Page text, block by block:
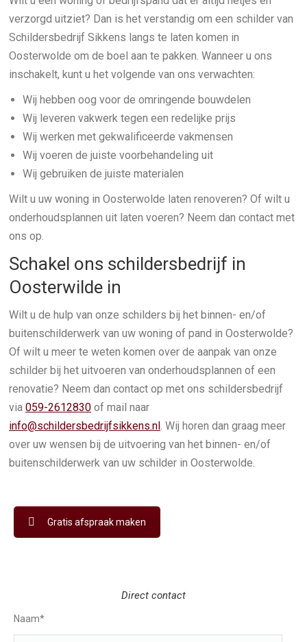
verzorgd uitziet? Dan is het verstandig om een schilder van
Schildersbedrijf Sikkens langs te laten komen in
Oosterwolde om de boel aan te pakken. Wanneer u ons
inschakelt, kunt u het volgende van ons verwachten:
Wij hebben oog voor de omringende bouwdelen
Wij leveren vakwerk tegen een redelijke prijs
Wij werken met gekwalificeerde vakmensen
Wij voeren de juiste voorbehandeling uit
Wij gebruiken de juiste materialen
Wilt u uw woning in Oosterwolde laten renoveren? Of wilt u
onderhoudsplannen uit laten voeren? Neem dan contact met
ons op.
Schakel ons schildersbedrijf in
Oosterwilde in
Wilt u de hulp van onze schilders bij het binnen- en/of
buitenschilderwerk van uw woning of pand in Oosterwolde?
Of wilt u meer te weten komen over de aanpak van onze
schilder bij het uitvoeren van onderhoudsplannen of een
renovatie? Neem dan contact op met ons schildersbedrijf
via 059-2612830 of mail naar
info@schildersbedrijfsikkens.nl. Wij horen dan graag meer
over uw wensen bij de uitvoering van het binnen- en/of
buitenschilderwerk van uw schilder in Oosterwolde.
Gratis afspraak maken
Direct contact
Naam*